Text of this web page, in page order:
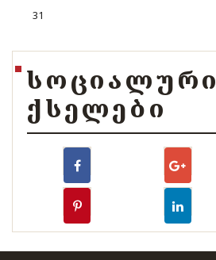
31
ᲡᲝᲪᲘᲐᲚᲣᲠᲘ
ᲥᲡᲔᲚᲔᲑᲘ